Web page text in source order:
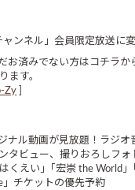
ンネル」会員限定放送に変
お済みでない方はコチラか
ます。
Zy
ナル動画が見放題！ラジオ
タビュー、撮りおろしフォ
くえい」｢宏崇 the World｣
」チケットの優先予約